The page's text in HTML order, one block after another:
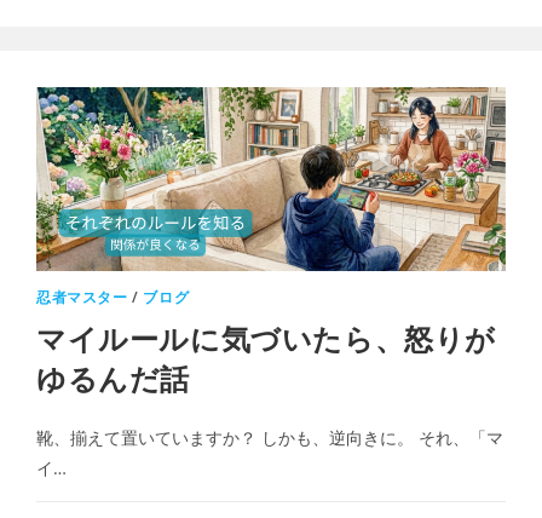
忍者マスター / ブログ
マイルールに気づいたら、怒りが
ゆるんだ話
靴、揃えて置いていますか？ しかも、逆向きに。 それ、「マ
イ…